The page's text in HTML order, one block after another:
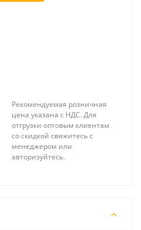
Рекомендуемая розничная
цена указана с НДС. Для
отгрузки оптовым клиентам
со скидкой свяжитесь с
менеджером или
авторизуйтесь.